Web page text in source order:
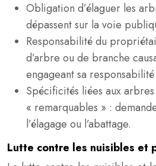
Obligation d’élaguer les
dépassent sur la voie
Responsabilité du
d’arbre ou de branche
engageant sa
Spécificités liées aux arbres
« remarquables » :
l’élagage ou l’abattage.
Lutte contre les nuisibles et